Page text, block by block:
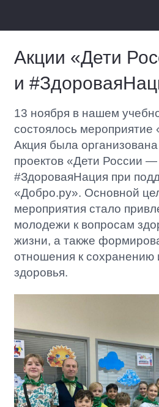
Акции «Дети
и
13 ноября в нашем
состоялось
Акция была
проектов «Дети России
#ЗдороваяНация при
«Добро.ру». Основной
мероприятия стало
молодежи к вопросам
жизни, а также
отношения к сохранению
здоровья.